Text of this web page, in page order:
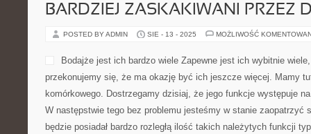
BARDZIEJ ZASKAKIWANI PRZEZ
POSTED BY ADMIN SIE - 13 - 2025 MOŻLIWOŚĆ
Bodajże jest ich bardzo wiele Zapewne jest ich wybitnie
przekonujemy się, że ma okazję być ich jeszcze więcej. Mamy
komórkowego. Dostrzegamy dzisiaj, że jego funkcje występuje
W następstwie tego bez problemu jesteśmy w stanie zaopatrzyć
będzie posiadał bardzo rozległą ilość takich należytych funkcji